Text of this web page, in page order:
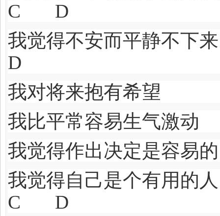
C D
我觉得不安而
D
我对将来抱
我比平常容易
我觉得作出决
我觉得自己是个有
C D